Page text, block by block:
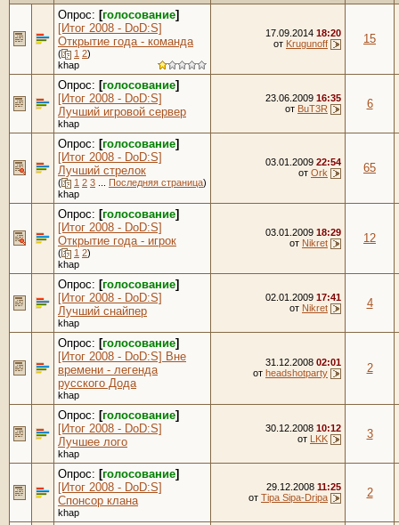
Опрос: [голосование]
[Итог 2008 - DoD:S]
Открытие года - команда
( 1 2)
khap
17.09.2014 18:20
от Krugunoff 15
Опрос: [голосование]
[Итог 2008 - DoD:S]
Лучший игровой сервер
khap
23.06.2009 16:35
от BuT3R 6
Опрос: [голосование]
[Итог 2008 - DoD:S]
Лучший стрелок
( 1 2 3 Последняя страница)
khap
03.01.2009 22:54
от Ork 65
Опрос: [голосование]
[Итог 2008 - DoD:S]
Открытие года - игрок
( 1 2)
khap
03.01.2009 18:29
от Nikret 12
Опрос: [голосование]
[Итог 2008 - DoD:S]
Лучший снайпер
khap
02.01.2009 17:41
от Nikret 4
Опрос: [голосование]
[Итог 2008 - DoD:S] Вне
времени - легенда
русского Дода
khap
31.12.2008 02:01
от headshotparty 2
Опрос: [голосование]
[Итог 2008 - DoD:S]
Лучшее лого
khap
30.12.2008 10:12
от LKK 3
Опрос: [голосование]
[Итог 2008 - DoD:S]
Спонсор клана
khap
29.12.2008 11:25
от Tipa Sipa-Dripa 2